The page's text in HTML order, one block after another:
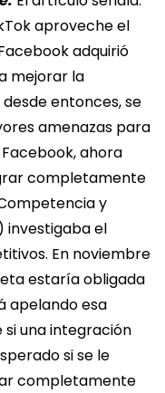
aproveche el
adquirió
mejorar la
entonces, se
amenazas para
ahora
completamente
y
investigaba el
En noviembre
estaría obligada
apelando esa
una integración
si se le
completamente